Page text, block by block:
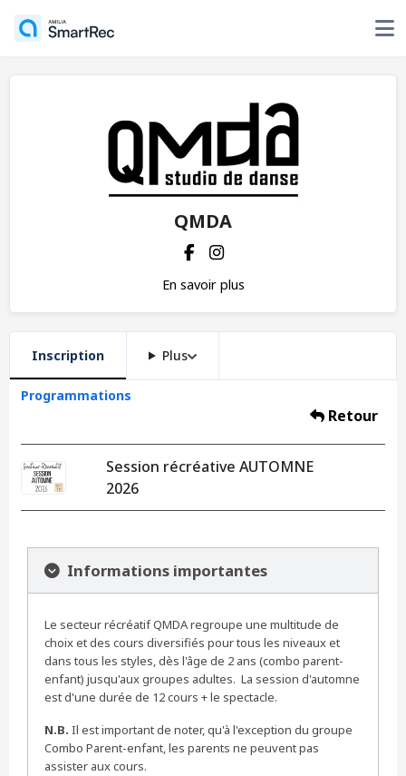
QMDA
En savoir plus
Inscription Plus
Programmations
Retour
Session récréative AUTOMNE
2026
Informations importantes
Le secteur récréatif QMDA regroupe une multitude de
choix et des cours diversifiés pour tous les niveaux et
dans tous les styles, dès l'âge de 2 ans (combo parent-
enfant) jusqu'aux groupes adultes. La session d'automne
est d'une durée de 12 cours + le spectacle.
N.B. Il est important de noter, qu'à l'exception du groupe
Combo Parent-enfant, les parents ne peuvent pas
assister aux cours.